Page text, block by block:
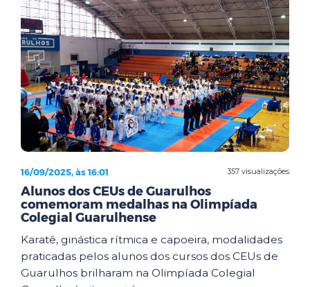
357 visualizações
16/09/2025, às 16:01
Alunos dos CEUs de Guarulhos
comemoram medalhas na Olimpíada
Colegial Guarulhense
Karatê, ginástica rítmica e capoeira, modalidades
praticadas pelos alunos dos cursos dos CEUs de
Guarulhos brilharam na Olimpíada Colegial